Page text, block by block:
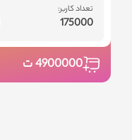
تعداد کاربر:
175000
4900000ت